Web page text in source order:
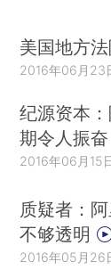
美国地方
2016年06月23
纪源资本
期令人振奋
2016年06月15
质疑者：
不够透明
2016年05月26